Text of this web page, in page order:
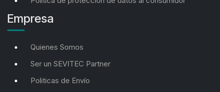
Empresa
Quienes Somos
Ser un SEVITEC Partner
Politicas de Envío